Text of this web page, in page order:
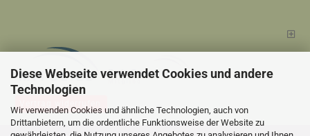
Diese Webseite verwendet Cookies und andere
Technologien
Wir verwenden Cookies und ähnliche Technologien, auch von
Drittanbietern, um die ordentliche Funktionsweise der Website zu